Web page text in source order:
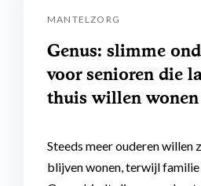
MANTELZORG
Genus: slimme
voor senioren die
thuis willen wonen
Steeds meer ouderen willen
blijven wonen, terwijl